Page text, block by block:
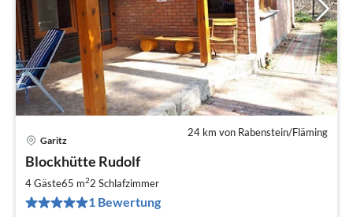
24 km von Rabenstein/Fläming
Garitz
Blockhütte Rudolf
4 Gäste65 m22 Schlafzimmer
1 Bewertung